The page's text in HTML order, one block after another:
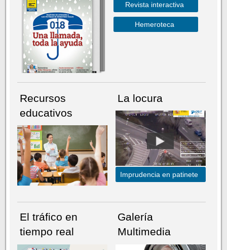
Revista interactiva
Hemeroteca
Recursos
educativos
La locura
Imprudencia en patinete
El tráfico en
tiempo real
Galería
Multimedia